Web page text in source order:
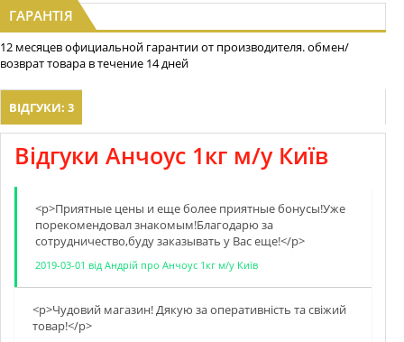
ГАРАНТІЯ
12 месяцев официальной гарантии от производителя. обмен/
возврат товара в течение 14 дней
ВІДГУКИ: 3
Відгуки Анчоус 1кг м/у Київ
<p>Приятные цены и еще более приятные бонусы!Уже
порекомендовал знакомым!Благодарю за
сотрудничество,буду заказывать у Вас еще!</p>
2019-03-01 від Андрій про Анчоус 1кг м/у Київ
<p>Чудовий магазин! Дякую за оперативнiсть та свiжий
товар!</p>